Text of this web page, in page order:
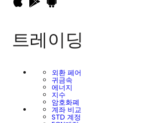
트레이딩
외환 페어
귀금속
에너지
지수
암호화폐
계좌 비교
STD 계정